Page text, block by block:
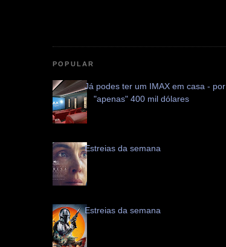
POPULAR
Já podes ter um IMAX em casa - por
"apenas" 400 mil dólares
Estreias da semana
Estreias da semana